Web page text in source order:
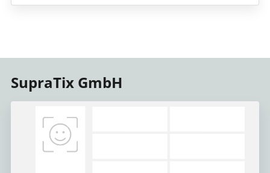
SupraTix GmbH